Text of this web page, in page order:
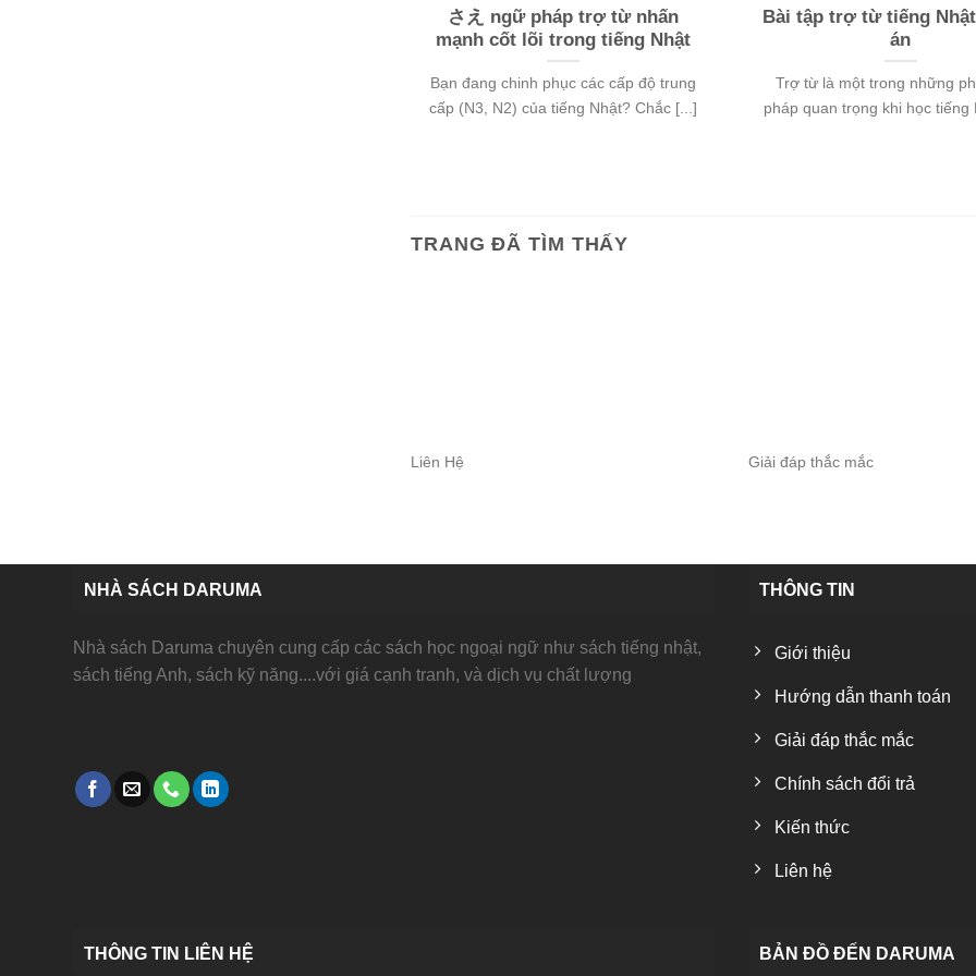
さえ ngữ pháp trợ từ nhấn
mạnh cốt lõi trong tiếng Nhật
Bạn đang chinh phục các cấp độ trung
cấp (N3, N2) của tiếng Nhật? Chắc [...]
Bài tập trợ từ tiếng
án
Trợ từ là một trong những
pháp quan trọng khi học tiếng
TRANG ĐÃ TÌM THẤY
Liên Hệ Giải đáp thắc mắc
NHÀ SÁCH DARUMA
Nhà sách Daruma chuyên cung cấp các sách học ngoại ngữ như sách tiếng nhật,
sách tiếng Anh, sách kỹ năng....với giá cạnh tranh, và dịch vụ chất lượng
THÔNG TIN
Giới thiệu
Hướng dẫn thanh toán
Giải đáp thắc mắc
Chính sách đổi trả
Kiến thức
Liên hệ
THÔNG TIN LIÊN HỆ BẢN ĐỒ ĐẾN DARUMA